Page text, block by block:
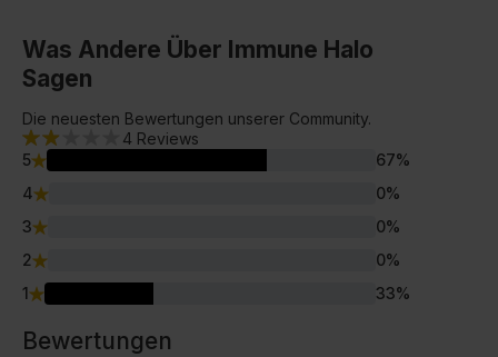
Greens Extreme
Happy Joints
Was Andere Über Immune Halo
Sagen
Die neuesten Bewertungen unserer Community.
4 Reviews
5
67%
4
0%
3
0%
2
0%
1
33%
Bewertungen